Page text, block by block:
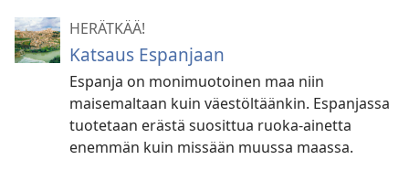
HERÄTKÄÄ!
Katsaus Espanjaan
Espanja on monimuotoinen maa niin
maisemaltaan kuin väestöltäänkin. Espanjassa
tuotetaan erästä suosittua ruoka-ainetta
enemmän kuin missään muussa maassa.